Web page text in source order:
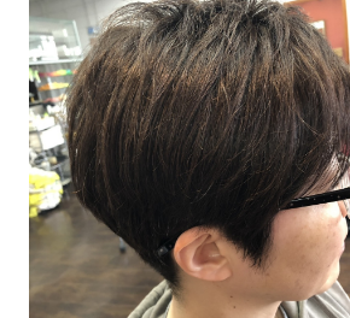
STAFF スタッフ
NEWS お知らせ
BLOG ブログ
VOICE
よくある質問
RECRUIT 採用情報